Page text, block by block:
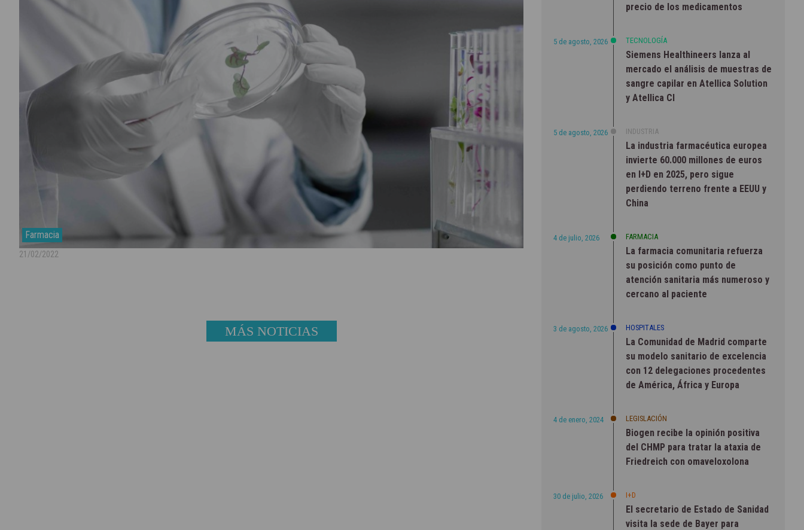
Farmacia
21/02/2022
MÁS NOTICIAS
precio de los medicamentos
5 de agosto, 2026 TECNOLOGÍA
Siemens Healthineers lanza al
mercado el análisis de muestras de
sangre capilar en Atellica Solution
y Atellica CI
5 de agosto, 2026 INDUSTRIA
La industria farmacéutica europea
invierte 60.000 millones de euros
en I+D en 2025, pero sigue
perdiendo terreno frente a EEUU y
China
4 de julio, 2026 FARMACIA
La farmacia comunitaria refuerza
su posición como punto de
atención sanitaria más numeroso y
cercano al paciente
3 de agosto, 2026 HOSPITALES
La Comunidad de Madrid comparte
su modelo sanitario de excelencia
con 12 delegaciones procedentes
de América, África y Europa
4 de enero, 2024 LEGISLACIÓN
Biogen recibe la opinión positiva
del CHMP para tratar la ataxia de
Friedreich con omaveloxolona
30 de julio, 2026 I+D
El secretario de Estado de Sanidad
visita la sede de Bayer para